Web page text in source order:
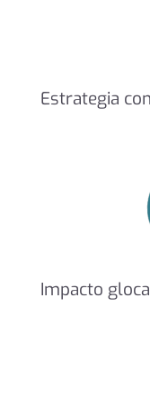
Estrategia
Impacto